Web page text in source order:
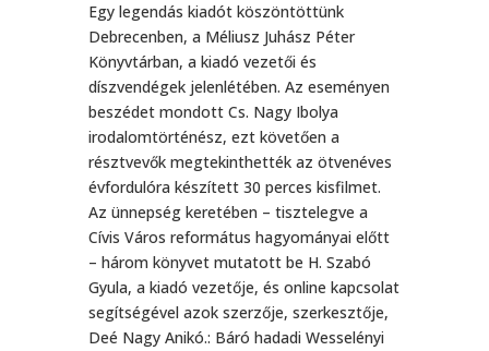
Egy legendás kiadót köszöntöttünk
Debrecenben, a Méliusz Juhász Péter
Könyvtárban, a kiadó vezetői és
díszvendégek jelenlétében. Az eseményen
beszédet mondott Cs. Nagy Ibolya
irodalomtörténész, ezt követően a
résztvevők megtekinthették az ötvenéves
évfordulóra készített 30 perces kisfilmet.
Az ünnepség keretében – tisztelegve a
Cívis Város református hagyományai előtt
– három könyvet mutatott be H. Szabó
Gyula, a kiadó vezetője, és online kapcsolat
segítségével azok szerzője, szerkesztője,
Deé Nagy Anikó.: Báró hadadi Wesselényi